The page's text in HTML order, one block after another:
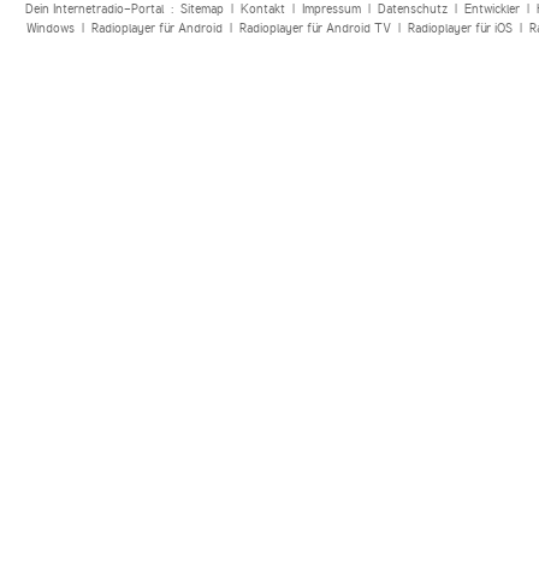
Dein Internetradio-Portal : Sitemap| Kontakt| Impressum| Datenschutz| Entwickler|
Windows| Radioplayer für Android| Radioplayer für Android TV| Radioplayer für iOS|